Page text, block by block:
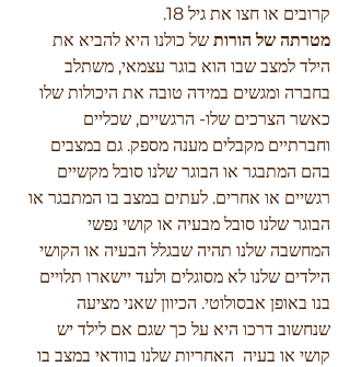
קרובים או חצו את גיל 18.
מטרתה של הורות של כולנו היא להביא את
הילד למצב שבו הוא בוגר עצמאי, משתלב
בחברה ומגשים במידה טובה את היכולות שלו
כאשר הצרכים שלו- הרגשיים, שכליים
וחברתיים מקבלים מענה מספק. גם במצבים
בהם המתבגר או הבוגר שלנו סובל מקשיים
רגשיים או אחרים. לעתים במצב בו המתבגר או
הבוגר שלנו סובל מבעיה או קושי נפשי
המחשבה שלנו תהיה שבגלל הבעיה או הקושי
הילדים שלנו לא מסוגלים ולעד יישארו תלויים
בנו באופן אבסולוטי. הכיוון שאני מציעה
שנחשוב דרכו היא על כך שגם אם לילד יש
קושי או בעיה  האחריות שלנו בוודאי במצב בו